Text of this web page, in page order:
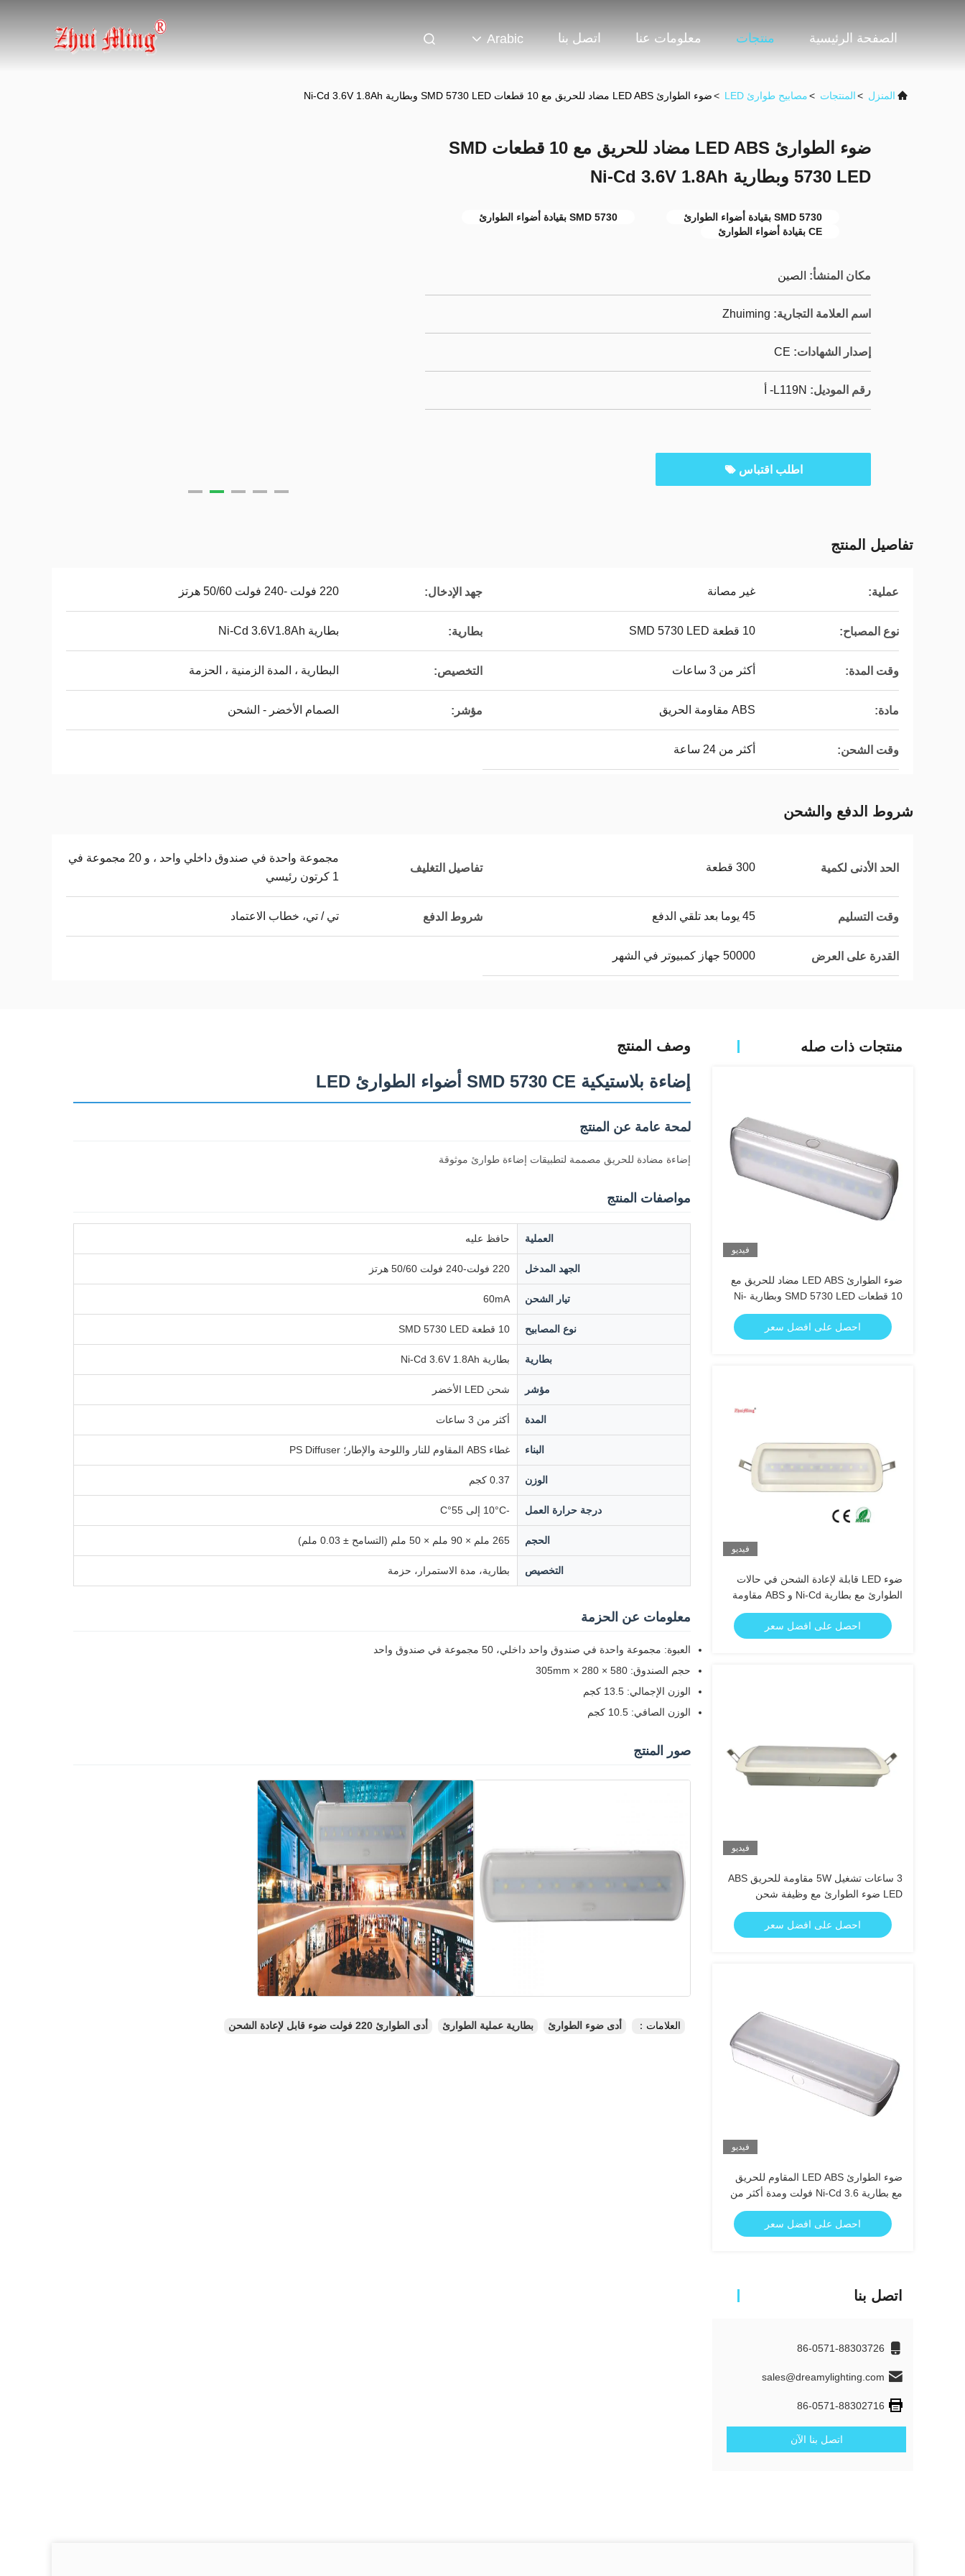
الصفحة الرئيسية منتجات معلومات عنا اتصل بنا Arabic
المنزل >المنتجات >مصابيح طوارئ LED >ضوء الطوارئ LED ABS مضاد للحريق مع 10 قطعات SMD 5730 LED وبطارية Ni-Cd 3.6V 1.8Ah
ضوء الطوارئ LED ABS مضاد للحريق مع 10 قطعات SMD
5730 LED وبطارية Ni-Cd 3.6V 1.8Ah
SMD 5730 بقيادة أضواء الطوارئ
5730 SMD بقيادة أضواء الطوارئ
CE بقيادة أضواء الطوارئ
مكان المنشأ: الصين
اسم العلامة التجارية: Zhuiming
إصدار الشهادات: CE
رقم الموديل: L119N- أ
اطلب اقتباس
تفاصيل المنتج
عملية: غير مصانة جهد الإدخال: 220 فولت -240 فولت 50/60 هرتز
نوع المصباح: 10 قطعة SMD 5730 LED بطارية: بطارية Ni-Cd 3.6V1.8Ah
وقت المدة: أكثر من 3 ساعات التخصيص: البطارية ، المدة الزمنية ، الحزمة
مادة: ABS مقاومة الحريق مؤشر: الصمام الأخضر - الشحن
وقت الشحن: أكثر من 24 ساعة
شروط الدفع والشحن
الحد الأدنى لكمية 300 قطعة تفاصيل التغليف
مجموعة واحدة في صندوق داخلي واحد ، و 20 مجموعة في
1 كرتون رئيسي
وقت التسليم 45 يوما بعد تلقي الدفع شروط الدفع تي / تي، خطاب الاعتماد
القدرة على العرض 50000 جهاز كمبيوتر في الشهر
منتجات ذات صله
فيديو
ضوء الطوارئ LED ABS مضاد للحريق مع
10 قطعات SMD 5730 LED وبطارية Ni-
Cd 3.6V 1.8Ah
احصل على افضل سعر
فيديو
ضوء LED قابلة لإعادة الشحن في حالات
الطوارئ مع بطارية Ni-Cd و ABS مقاومة
للحريق لمدة 3 ساعات
احصل على افضل سعر
فيديو
3 ساعات تشغيل 5W مقاومة للحريق ABS
LED ضوء الطوارئ مع وظيفة شحن
الطوارئ
احصل على افضل سعر
فيديو
ضوء الطوارئ LED ABS المقاوم للحريق
مع بطارية Ni-Cd 3.6 فولت ومدة أكثر من
احصل على افضل سعر
اتصل بنا
86-0571-88303726
sales@dreamylighting.com
86-0571-88302716
اتصل بنا الآن
وصف المنتج
إضاءة بلاستيكية SMD 5730 CE أضواء الطوارئ LED
لمحة عامة عن المنتج
إضاءة مضادة للحريق مصممة لتطبيقات إضاءة طوارئ موثوقة
مواصفات المنتج
العملية حافظ عليه
الجهد المدخل 220 فولت-240 فولت 50/60 هرتز
تيار الشحن 60mA
نوع المصابيح 10 قطعة SMD 5730 LED
بطارية بطارية Ni-Cd 3.6V 1.8Ah
مؤشر شحن LED الأخضر
المدة أكثر من 3 ساعات
البناء غطاء ABS المقاوم للنار واللوحة والإطار؛ PS Diffuser
الوزن 0.37 كجم
درجة حرارة العمل -10°C إلى 55°C
الحجم 265 ملم × 90 ملم × 50 ملم (التسامح ± 0.03 ملم)
التخصيص بطارية، مدة الاستمرار، حزمة
معلومات عن الحزمة
العبوة: مجموعة واحدة في صندوق واحد داخلي، 50 مجموعة في صندوق واحد
حجم الصندوق: 580 × 280 × 305mm
الوزن الإجمالي: 13.5 كجم
الوزن الصافي: 10.5 كجم
صور المنتج
العلامات： أدى ضوء الطوارئ بطارية عملية الطوارئ أدى الطوارئ 220 فولت ضوء قابل لإعادة الشحن